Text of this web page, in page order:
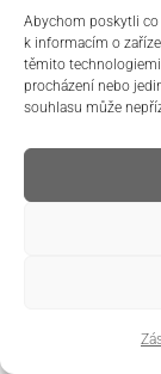
Abychom poskytli
k informacím o
těmito
procházení nebo
souhlasu může
10.1. Svou
ve smyslu
a Rady
souvislosti
volném
95/46/ES
smlouvě a